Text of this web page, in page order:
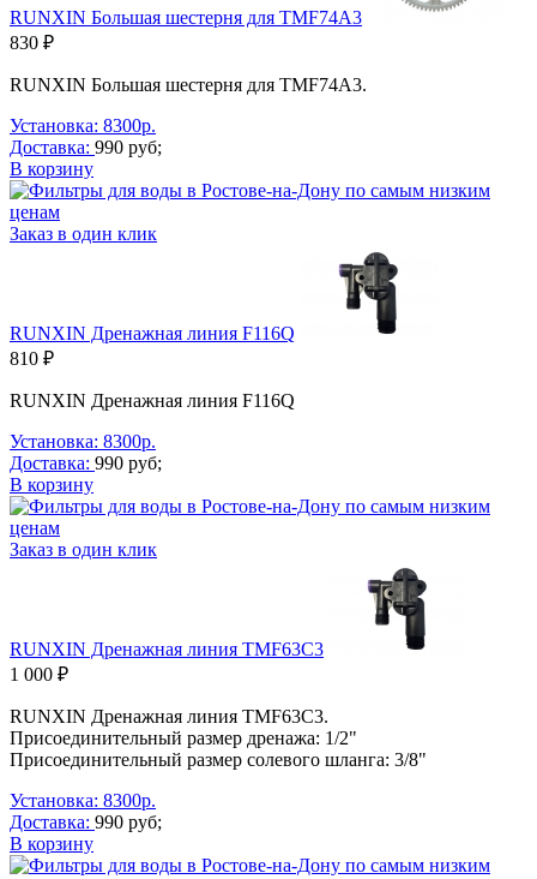
RUNXIN Большая шестерня для TMF74A3
830 ₽
RUNXIN Большая шестерня для TMF74A3.
Установка: 8300р.
Доставка: 990 руб;
В корзину
Заказ в один клик
RUNXIN Дренажная линия F116Q
810 ₽
RUNXIN Дренажная линия F116Q
Установка: 8300р.
Доставка: 990 руб;
В корзину
Заказ в один клик
RUNXIN Дренажная линия TMF63C3
1 000 ₽
RUNXIN Дренажная линия TMF63C3.
Присоединительный размер дренажа: 1/2"
Присоединительный размер солевого шланга: 3/8"
Установка: 8300р.
Доставка: 990 руб;
В корзину